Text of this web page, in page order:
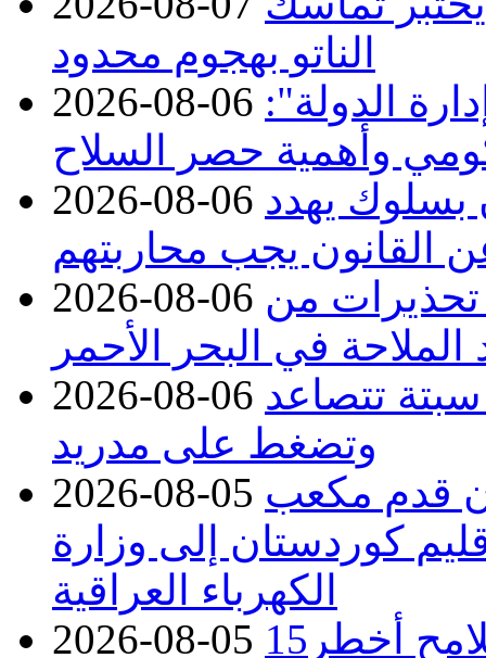
الناتو بهجوم محدود
2026-08-06 الدولة":
وأهمية حصر السلاح
2026-08-06 بسلوك يهدد
القانون يجب محاربتهم
2026-08-06 من
الملاحة في البحر الأحمر
2026-08-06 تتصاعد
وتضغط على مدريد
2026-08-05 توريد 100 مليون قدم مكعب
كوردستان إلى وزارة
الكهرباء العراقية
2026-08-05 15كارثة بيئية ومناخية ترسم ملامح أخطر